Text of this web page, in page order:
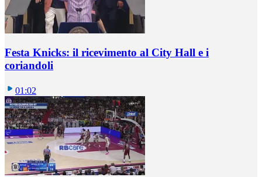
Festa Knicks: il ricevimento al City Hall e i
coriandoli
01:02